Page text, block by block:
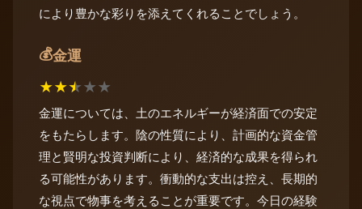
により豊かな彩りを添えてくれることでしょう。
💰金運
★★★★★
金運については、土のエネルギーが経済面での安定
をもたらします。陰の性質により、計画的な資金管
理と賢明な投資判断により、経済的な成果を得られ
る可能性があります。衝動的な支出は控え、長期的
な視点で物事を考えることが重要です。今日の経験